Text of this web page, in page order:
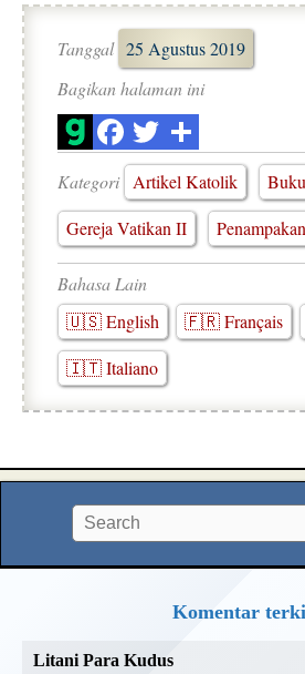
Tanggal 25 Agustus 2019
Bagikan halaman ini
Kategori Artikel Katolik
Gereja Vatikan II
Bahasa Lain
🇺🇸 English
🇫🇷 Français
🇮🇹 Italiano
Komentar
Litani Para Kudus